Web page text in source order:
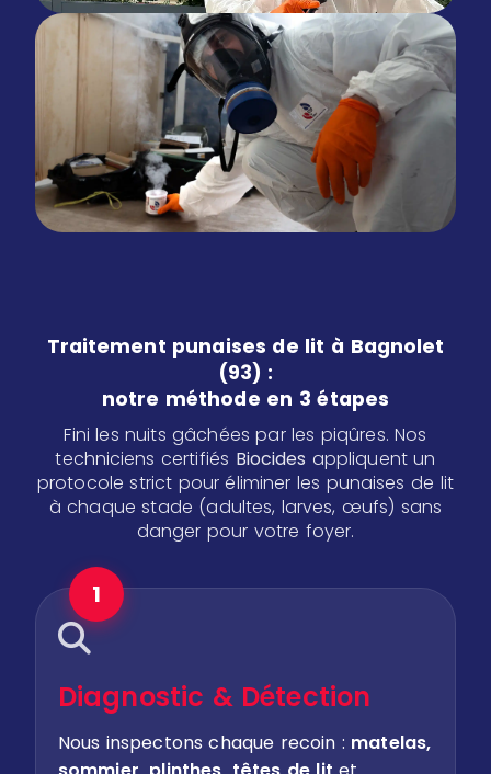
Traitement punaises de lit à Bagnolet
(93) :
notre méthode en 3 étapes
Fini les nuits gâchées par les piqûres. Nos
techniciens certifiés Biocides appliquent un
protocole strict pour éliminer les punaises de lit
à chaque stade (adultes, larves, œufs) sans
danger pour votre foyer.
1
Diagnostic & Détection
Nous inspectons chaque recoin : matelas,